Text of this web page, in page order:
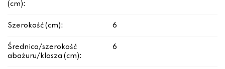
(cm):
Szerokość (cm): 6
Średnica/szerokość
abażuru/klosza (cm):
6